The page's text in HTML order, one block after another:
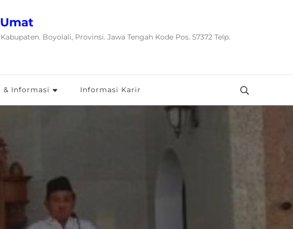
Boyolali, Provinsi. Jawa Tengah Kode Pos. 57372 Telp.
& Informasi Informasi Karir